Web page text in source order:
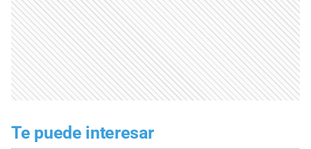
Te puede interesar